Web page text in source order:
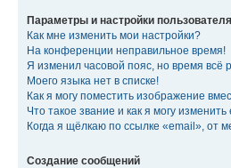
Параметры и настройки пользователя
Как мне изменить мои настройки?
На конференции неправильное время!
Я изменил часовой пояс, но время всё
Моего языка нет в списке!
Как я могу поместить изображение
Что такое звание и как я могу изменить
Когда я щёлкаю по ссылке «email», от
Создание сообщений